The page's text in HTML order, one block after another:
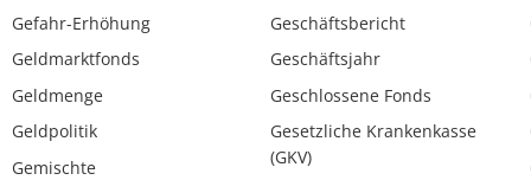
Gefahr-Erhöhung
Geldmarktfonds
Geldmenge
Geldpolitik
Gemischte
Geschäftsbericht
Geschäftsjahr
Geschlossene Fonds
Gesetzliche Krankenkasse
(GKV)